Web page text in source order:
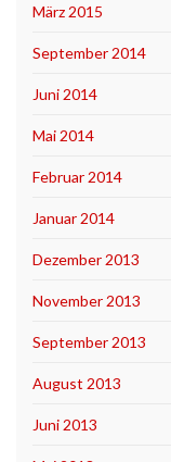
März 2015
September 2014
Juni 2014
Mai 2014
Februar 2014
Januar 2014
Dezember 2013
November 2013
September 2013
August 2013
Juni 2013